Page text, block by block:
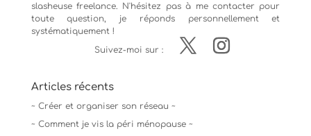
slasheuse freelance. N'hésitez pas à me contacter pour
toute question, je réponds personnellement et
systématiquement !
Suivez-moi sur :
Articles récents
~ Créer et organiser son réseau ~
~ Comment je vis la péri ménopause ~